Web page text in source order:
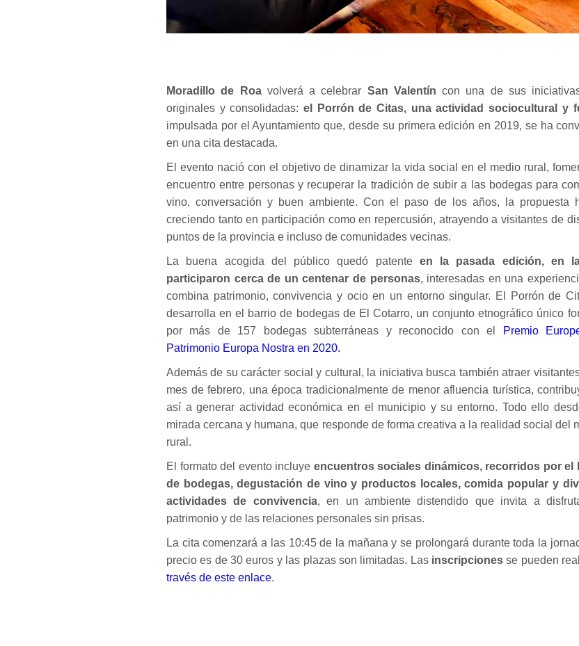
Moradillo de Roavolverá a celebrar San Valentín con una de sus
originales y consolidadas: el Porrón de Citas, una actividad sociocultural y
impulsada por el Ayuntamiento que, desde su primera edición en 2019, se ha
en una cita destacada.
El evento nació con el objetivo de dinamizar la vida social en el medio rural,
encuentro entre personas y recuperar la tradición de subir a las bodegas para
vino, conversación y buen ambiente. Con el paso de los años, la propuesta
creciendo tanto en participación como en repercusión, atrayendo a visitantes de
puntos de la provincia e incluso de comunidades vecinas.
La buena acogida del público quedó patente en la pasada edición, en
participaron cerca de un centenar de personas, interesadas en una
combina patrimonio, convivencia y ocio en un entorno singular. El Porrón de
desarrolla en el barrio de bodegas de El Cotarro, un conjunto etnográfico único
por más de 157 bodegas subterráneas y reconocido con el
Premio
Patrimonio Europa Nostra en 2020.
Además de su carácter social y cultural, la iniciativa busca también atraer
mes de febrero, una época tradicionalmente de menor afluencia turística,
así a generar actividad económica en el municipio y su entorno. Todo ello
mirada cercana y humana, que responde de forma creativa a la realidad social del
rural.
El formato del evento incluye encuentros sociales dinámicos, recorridos por el
de bodegas, degustación de vino y productos locales, comida popular y
actividades de convivencia, en un ambiente distendido que invita a
patrimonio y de las relaciones personales sin prisas.
La cita comenzará a las 10:45 de la mañana y se prolongará durante toda la
precio es de 30 euros y las plazas son limitadas. Las inscripciones se pueden
través de este enlace.